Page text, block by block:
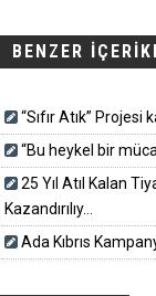
BENZER
“Sıfır Atık” Projesi
“Bu heykel bir
25 Yıl Atıl Kalan
Kazandırılıy...
Ada Kıbrıs